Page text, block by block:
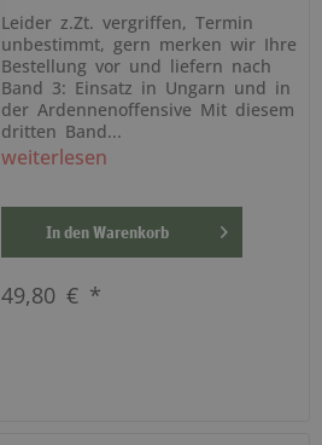
Leider z.Zt. vergriffen, Termin
unbestimmt, gern merken wir Ihre
Bestellung vor und liefern nach
Band 3: Einsatz in Ungarn und in
der Ardennenoffensive Mit diesem
dritten Band...
weiterlesen
In den Warenkorb
49,80 € *